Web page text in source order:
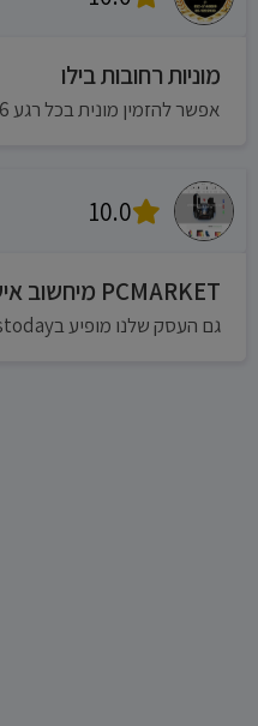
מוניות רחובות בילו
אפשר להזמין מונית בכל רגע 24/6
10.0
PCMARKET מיחשוב אישי
גם העסק שלנו מופיע בBoostoday, ואנחנו פתוחים :)